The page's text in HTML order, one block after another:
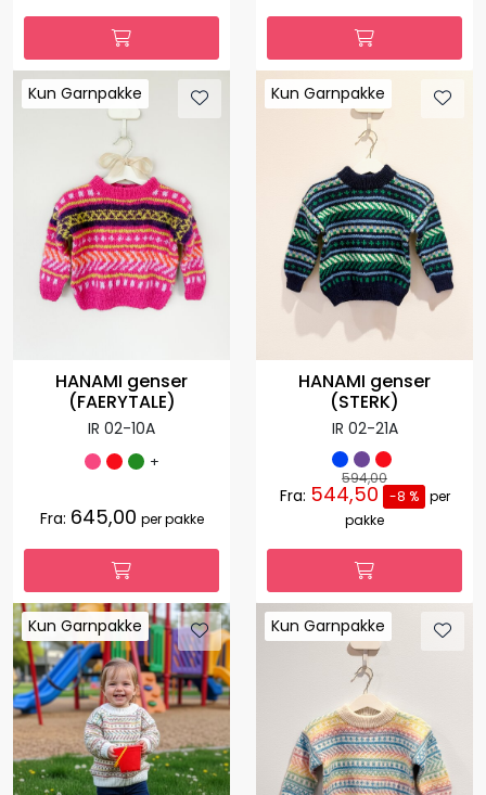
Kun Garnpakke
Kun Garnpakke
HANAMI genser
(FAERYTALE)
IR 02-10A
+
Fra: 645,00 per pakke
Kun Garnpakke
Kun Garnpakke
HANAMI genser
(STERK)
IR 02-21A
594,00
Fra: 544,50 -8 %
per
pakke
Kun Garnpakke
Kun Garnpakke Kun Garnpakke
Kun Garnpakke